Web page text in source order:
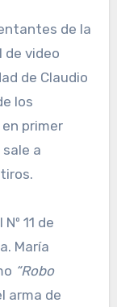
de la
de video
de Claudio
los
primer
a
11 de
María
“Robo
arma de